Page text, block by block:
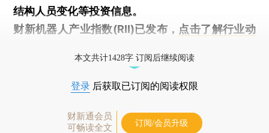
结构人员变化等投资信息。
财新机器人产业指数(RII)已发布， 点击了解行业动
本文共计1428字 订阅后继续阅读
登录 后获取已订阅的阅读权限
财新通会员
可畅读全文
订阅/会员升级